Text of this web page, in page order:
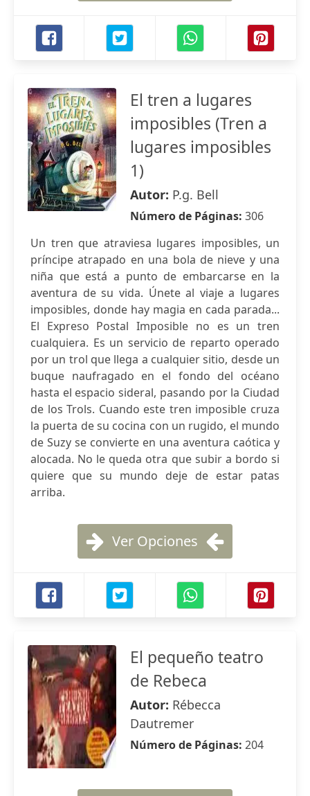
El tren a lugares
imposibles (Tren a
lugares imposibles
1)
Autor: P.g. Bell
Número de Páginas: 306
Un tren que atraviesa lugares imposibles, un
príncipe atrapado en una bola de nieve y una
niña que está a punto de embarcarse en la
aventura de su vida. Únete al viaje a lugares
imposibles, donde hay magia en cada parada...
El Expreso Postal Imposible no es un tren
cualquiera. Es un servicio de reparto operado
por un trol que llega a cualquier sitio, desde un
buque naufragado en el fondo del océano
hasta el espacio sideral, pasando por la Ciudad
de los Trols. Cuando este tren imposible cruza
la puerta de su cocina con un rugido, el mundo
de Suzy se convierte en una aventura caótica y
alocada. No le queda otra que subir a bordo si
quiere que su mundo deje de estar patas
arriba.
Ver Opciones
El pequeño teatro
de Rebeca
Autor: Rébecca
Dautremer
Número de Páginas: 204